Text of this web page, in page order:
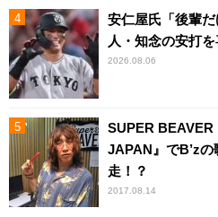
安仁屋氏「後輩
人・知念の安打
2026.08.06
SUPER BEAVER
JAPAN』でB’z
走！？
2017.08.14